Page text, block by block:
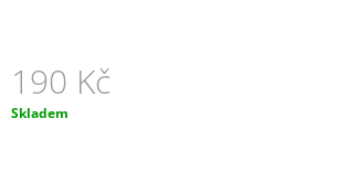
190 Kč
Měrná
Skladem
M
E